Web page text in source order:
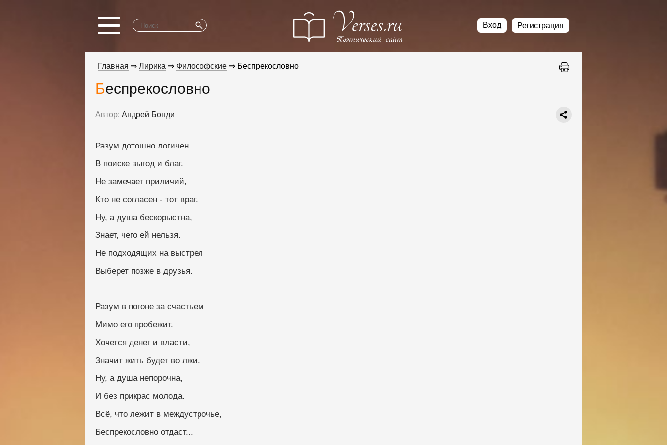
Вход Регистрация
Главная ⇒ Лирика ⇒ Философские ⇒ Беспрекословно
Беспрекословно
Автор: Андрей Бонди
Разум дотошно логичен
В поиске выгод и благ.
Не замечает приличий,
Кто не согласен - тот враг.
Ну, а душа бескорыстна,
Знает, чего ей нельзя.
Не подходящих на выстрел
Выберет позже в друзья.
Разум в погоне за счастьем
Мимо его пробежит.
Хочется денег и власти,
Значит жить будет во лжи.
Ну, а душа непорочна,
И без прикрас молода.
Всё, что лежит в междустрочье,
Беспрекословно отдаст...